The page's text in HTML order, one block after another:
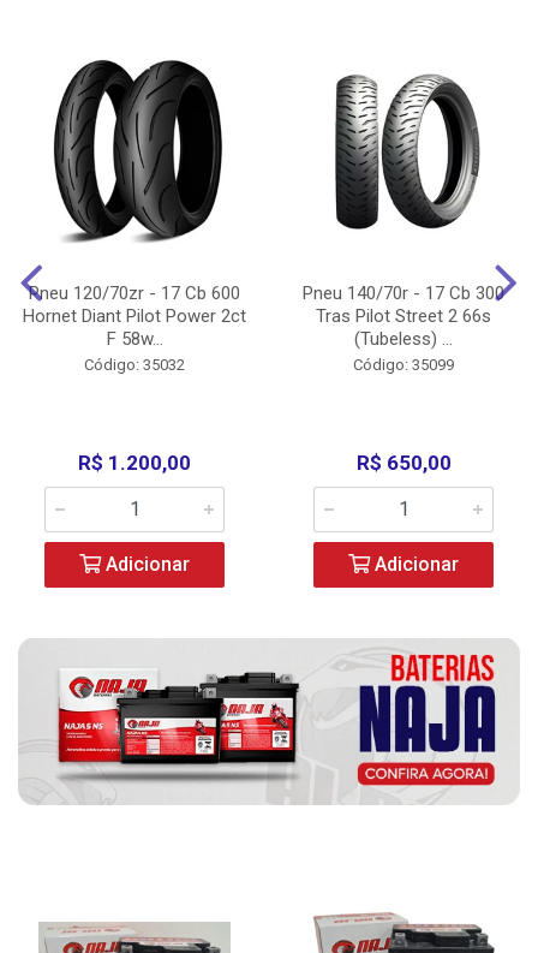
Pneu 120/70zr - 17 Cb 600
Hornet Diant Pilot Power 2ct
F 58w...
Código: 35032
R$ 1.200,00
Adicionar
Pneu 140/70r - 17 Cb 300
Tras Pilot Street 2 66s
(Tubeless) ...
Código: 35099
R$ 650,00
Adicionar